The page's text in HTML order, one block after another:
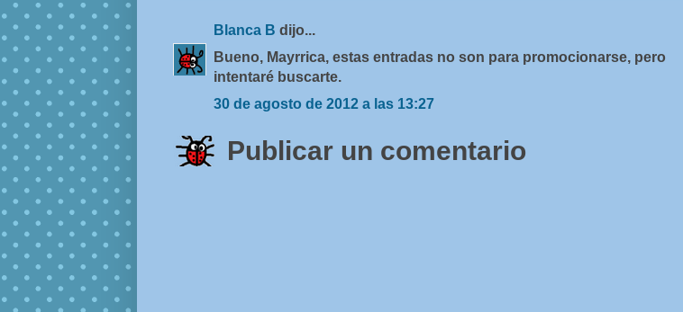
Blanca B dijo...
Bueno, Mayrrica, estas entradas no son para promocionarse, pero
intentaré buscarte.
30 de agosto de 2012 a las 13:27
Publicar un comentario